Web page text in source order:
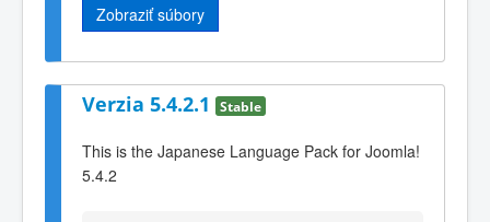
Zobraziť súbory
Verzia 5.4.2.1 Stable
This is the Japanese Language Pack for Joomla!
5.4.2